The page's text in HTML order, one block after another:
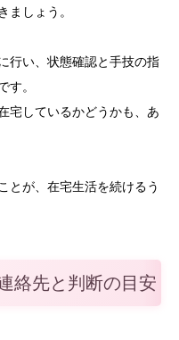
ましょう。
行い、状態確認と手技の指
す。
宅しているかどうかも、あ
とが、在宅生活を続けるう
絡先と判断の目安